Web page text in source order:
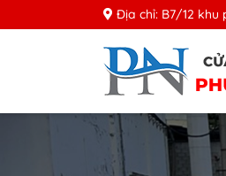
Địa chỉ: B7/12 khu